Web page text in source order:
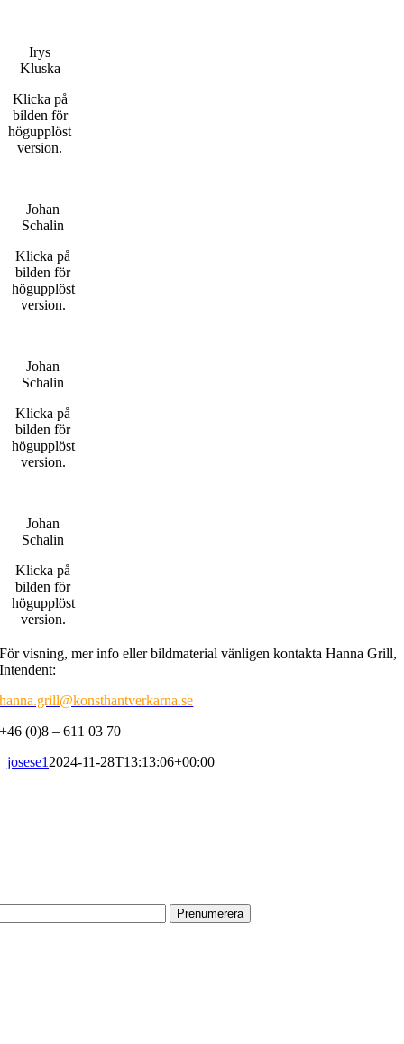
Irys
Kluska
Klicka på
bilden för
högupplöst
version.
Johan
Schalin
Klicka på
bilden för
högupplöst
version.
Johan
Schalin
Klicka på
bilden för
högupplöst
version.
Johan
Schalin
Klicka på
bilden för
högupplöst
version.
För visning, mer info eller bildmaterial vänligen kontakta Hanna Grill,
Intendent:
hanna.grill@konsthantverkarna.se
+46 (0)8 – 611 03 70
josese1 2024-11-28T13:13:06+00:00